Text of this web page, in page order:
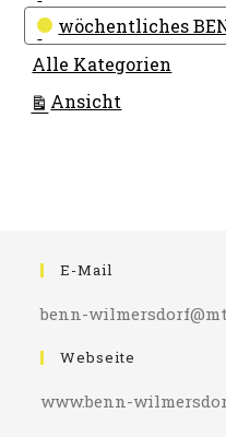
wöchentliches
Alle Kategorien
Ansicht
E-Mail
benn-
Webseite
www.benn-